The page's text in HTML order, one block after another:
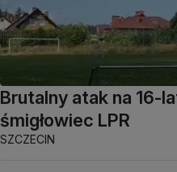
Brutalny atak na 16-
śmigłowiec LPR
SZCZECIN